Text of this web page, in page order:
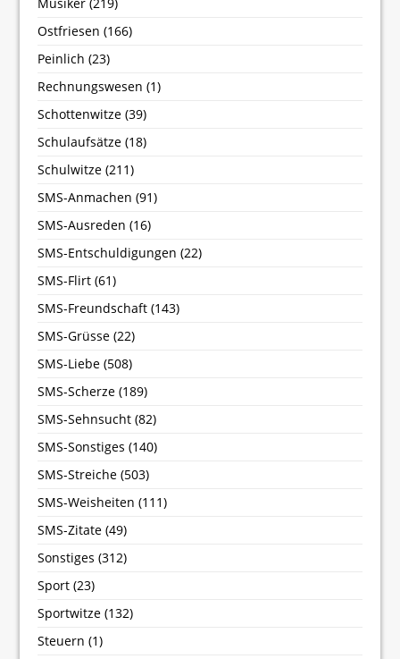
Ostfriesen (166)
Peinlich (23)
Rechnungswesen (1)
Schottenwitze (39)
Schulaufsätze (18)
Schulwitze (211)
SMS-Anmachen (91)
SMS-Ausreden (16)
SMS-Entschuldigungen (22)
SMS-Flirt (61)
SMS-Freundschaft (143)
SMS-Grüsse (22)
SMS-Liebe (508)
SMS-Scherze (189)
SMS-Sehnsucht (82)
SMS-Sonstiges (140)
SMS-Streiche (503)
SMS-Weisheiten (111)
SMS-Zitate (49)
Sonstiges (312)
Sport (23)
Sportwitze (132)
Steuern (1)